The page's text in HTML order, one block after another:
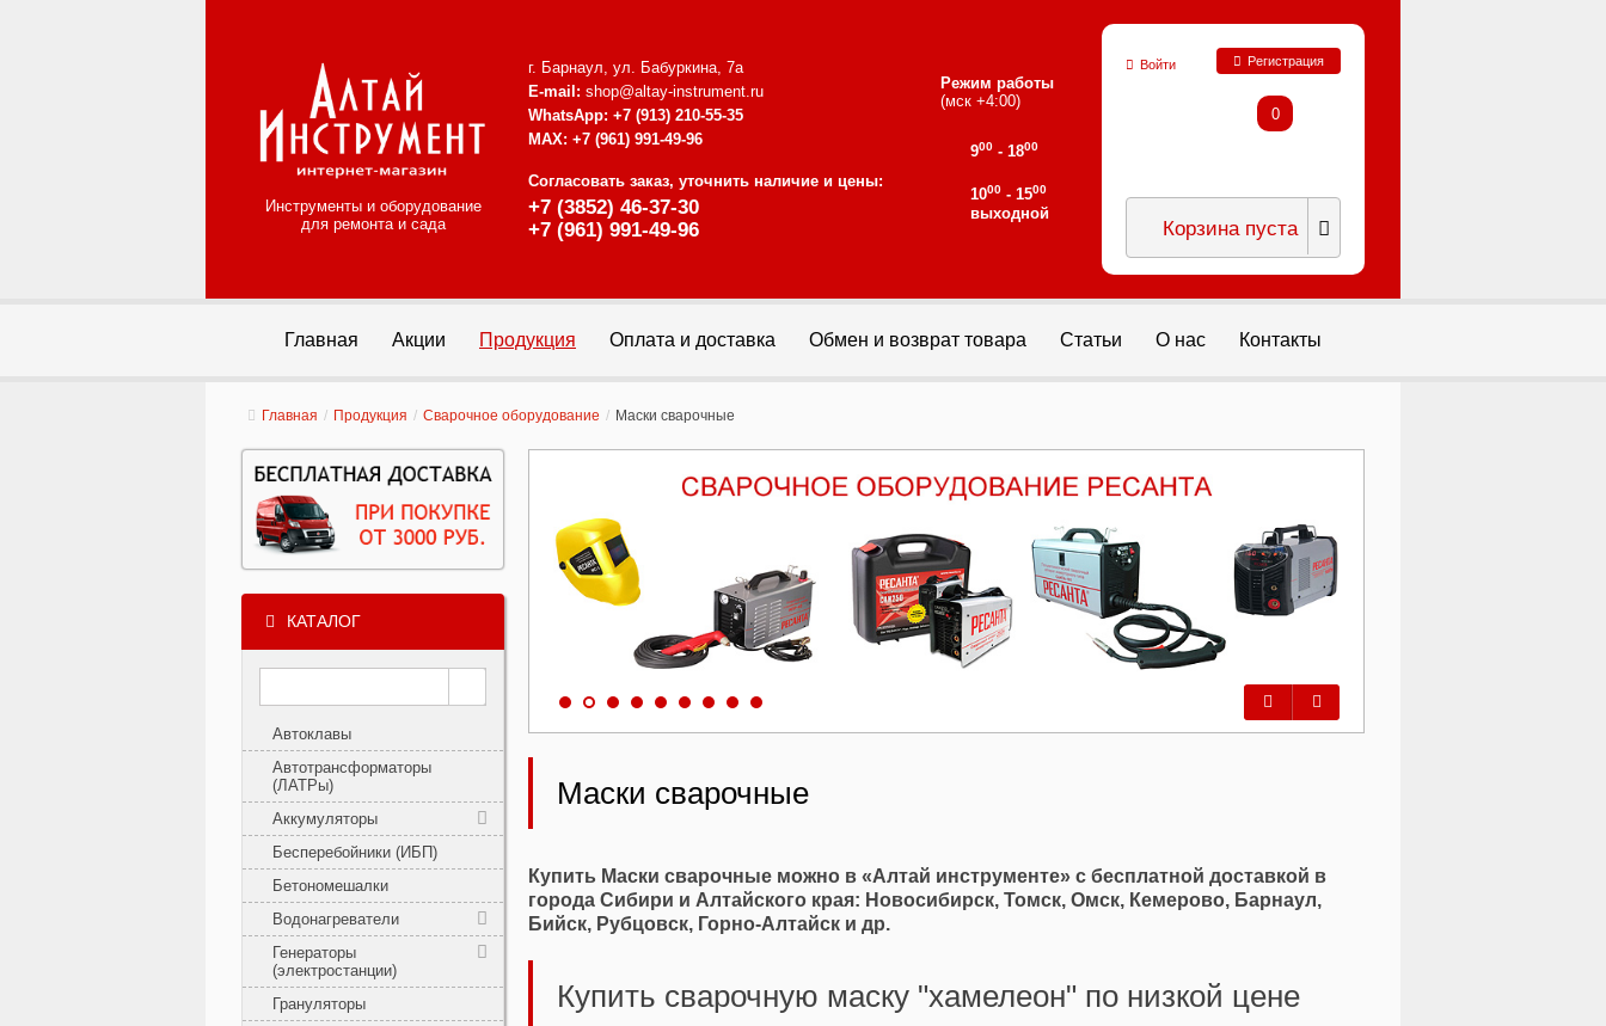
Инструменты и оборудование
для ремонта и сада
г. Барнаул, ул. Бабуркина, 7а
E-mail: shop@altay-instrument.ru
WhatsApp: +7 (913) 210-55-35
MAX: +7 (961) 991-49-96
Согласовать заказ, уточнить наличие и цены:
+7 (3852) 46-37-30
+7 (961) 991-49-96
Режим работы
(мск +4:00)
900 - 1800
1000 - 1500
выходной
Войти Регистрация
0
Корзина пуста
Главная Акции Продукция Оплата и доставка Обмен и возврат товара Статьи О нас Контакты
Главная / Продукция / Сварочное оборудование / Маски сварочные
КАТАЛОГ
Автоклавы
Автотрансформаторы
(ЛАТРы)
Аккумуляторы
Бесперебойники (ИБП)
Бетономешалки
Водонагреватели
Генераторы
(электростанции)
Грануляторы
Предыдущий
Следующий
Маски сварочные
Купить Маски сварочные можно в «Алтай инструменте» с бесплатной доставкой в
города Сибири и Алтайского края: Новосибирск, Томск, Омск, Кемерово, Барнаул,
Бийск, Рубцовск, Горно-Алтайск и др.
Купить сварочную маску "хамелеон" по низкой цене